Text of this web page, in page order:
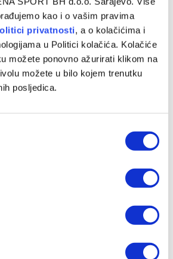
kao i o vašim pravima
privatnosti, a o kolačićima i
u Politici kolačića. Kolačiće
možete ponovno ažurirati klikom na
možete u bilo kojem trenutku
posljedica.
drugu reprezentaciju onda bi
za meč Borac – Vitebsk u